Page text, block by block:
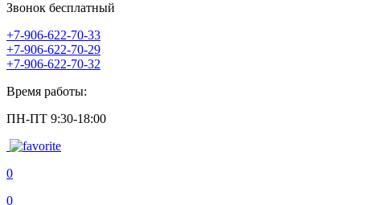
Звонок бесплатный
+7-906-622-70-33
+7-906-622-70-29
+7-906-622-70-32
Время работы:
ПН-ПТ 9:30-18:00
0
0